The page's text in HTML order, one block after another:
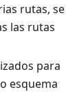
rutas, se
las rutas
para
esquema